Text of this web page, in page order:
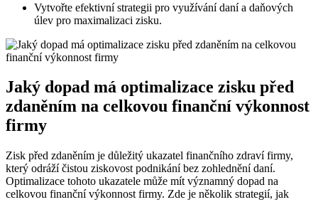
Vytvořte efektivní strategii pro využívání daní a daňových
úlev pro maximalizaci zisku.
Jaký dopad má optimalizace zisku před
zdaněním na celkovou finanční výkonnost
firmy
Zisk před zdaněním je důležitý ukazatel finančního zdraví firmy,
který odráží čistou ziskovost podnikání bez zohlednění daní.
Optimalizace tohoto ukazatele může mít významný dopad na
celkovou finanční výkonnost firmy. Zde je několik strategií, jak